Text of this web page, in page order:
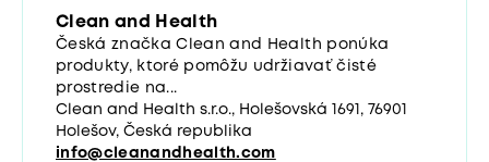
Clean and Health
Česká značka Clean and Health ponúka
produkty, ktoré pomôžu udržiavať čisté
prostredie na...
Clean and Health s.r.o., Holešovská 1691, 76901
Holešov, Česká republika
info@cleanandhealth.com